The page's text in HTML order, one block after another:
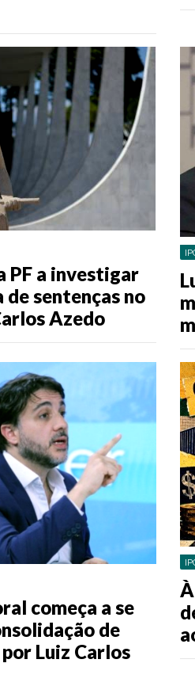
PF a investigar
de sentenças no
Azedo
começa a se
de
Luiz Carlos